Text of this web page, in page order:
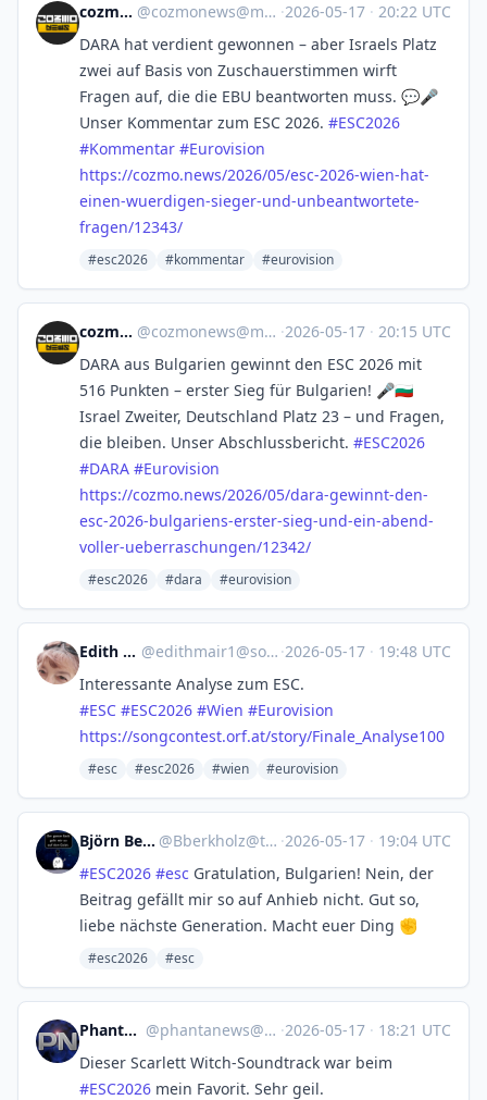
cozmo news @cozmonews@mastodon.social ·2026-05-17 · 20:22 UTC
DARA hat verdient gewonnen – aber Israels Platz
zwei auf Basis von Zuschauerstimmen wirft
Fragen auf, die die EBU beantworten muss. 💬🎤
Unser Kommentar zum ESC 2026. #ESC2026
#Kommentar #Eurovision
https://cozmo.news/2026/05/esc-2026-wien-hat-
einen-wuerdigen-sieger-und-unbeantwortete-
fragen/12343/
#esc2026 #kommentar #eurovision
cozmo news @cozmonews@mastodon.social ·2026-05-17 · 20:15 UTC
DARA aus Bulgarien gewinnt den ESC 2026 mit
516 Punkten – erster Sieg für Bulgarien! 🎤🇧🇬
Israel Zweiter, Deutschland Platz 23 – und Fragen,
die bleiben. Unser Abschlussbericht. #ESC2026
#DARA #Eurovision
https://cozmo.news/2026/05/dara-gewinnt-den-
esc-2026-bulgariens-erster-sieg-und-ein-abend-
voller-ueberraschungen/12342/
#esc2026 #dara #eurovision
Edith Mair 🇺🇦 @edithmair1@social.tchncs.de ·2026-05-17 · 19:48 UTC
Interessante Analyse zum ESC.
#ESC #ESC2026 #Wien #Eurovision
https://songcontest.orf.at/story/Finale_Analyse100
#esc #esc2026 #wien #eurovision
Björn Berkholz @Bberkholz@troet.cafe ·2026-05-17 · 19:04 UTC
#ESC2026 #esc Gratulation, Bulgarien! Nein, der
Beitrag gefällt mir so auf Anhieb nicht. Gut so,
liebe nächste Generation. Macht euer Ding ✊
#esc2026 #esc
PhantaNews ✅ @phantanews@mastodon.online ·2026-05-17 · 18:21 UTC
Dieser Scarlett Witch-Soundtrack war beim
#ESC2026 mein Favorit. Sehr geil.